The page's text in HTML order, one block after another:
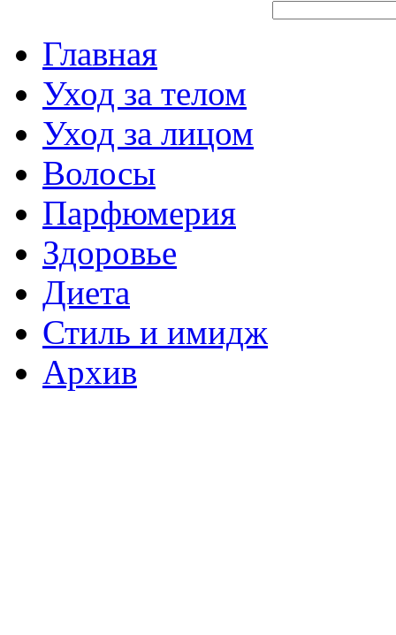
Главная
Уход за телом
Уход за лицом
Волосы
Парфюмерия
Здоровье
Диета
Стиль и имидж
Архив